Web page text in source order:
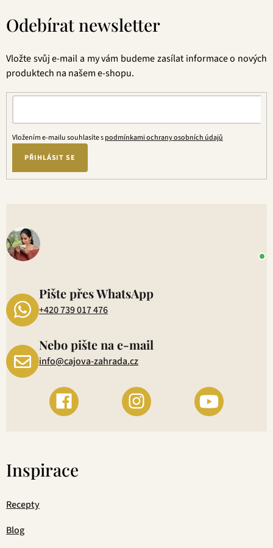
Odebírat newsletter
Vložte svůj e-mail a my vám budeme zasílat informace o nových
produktech na našem e-shopu.
Vložením e-mailu souhlasíte spodmínkami ochrany osobních údajů
PŘIHLÁSIT SE
Pište přes WhatsApp
+420 739 017 476
Nebo pište na e-mail
info@cajova-zahrada.cz
Inspirace
Recepty
Blog